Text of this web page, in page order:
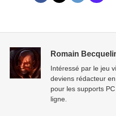
Romain
Intéressé par le jeu
deviens rédacteur
pour les supports
ligne.